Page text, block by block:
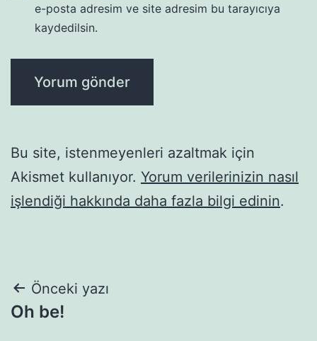
e-posta adresim ve site adresim bu tarayıcıya
kaydedilsin.
Bu site, istenmeyenleri azaltmak için
Akismet kullanıyor. Yorum verilerinizin nasıl
işlendiği hakkında daha fazla bilgi edinin.
Yazı
gezinmesi
Önceki yazı
Oh be!